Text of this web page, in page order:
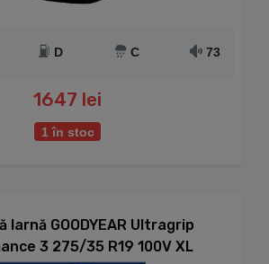
D C 73
1647 lei
1 în stoc
Iarnă GOODYEAR Ultragrip
3 275/35 R19 100V XL